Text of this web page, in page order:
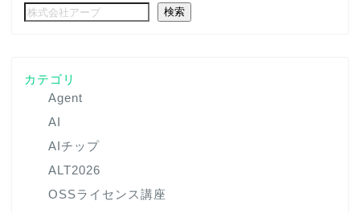
検索
カテゴリ
Agent
AI
AIチップ
ALT2026
OSSライセンス講座